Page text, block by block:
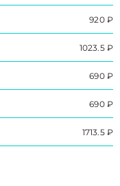
920 ₽
1023.5 ₽
690 ₽
690 ₽
1713.5 ₽